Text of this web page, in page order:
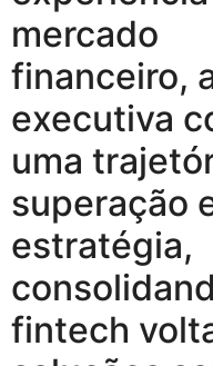
mercado
financeiro,
executiva
uma
superação
estratégia,
fintech